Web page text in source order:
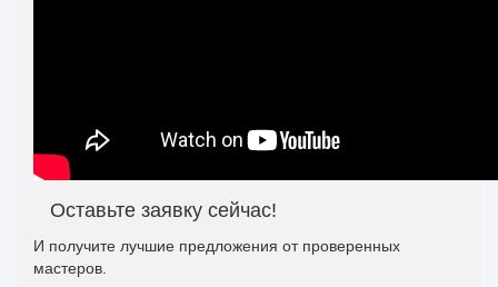
Оставьте заявку сейчас!
И получите лучшие предложения от проверенных
мастеров.